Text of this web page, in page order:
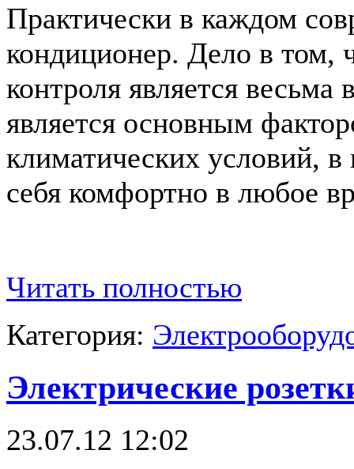
Практически в каждом
кондиционер. Дело в том,
контроля является весьма
является основным
климатических условий,
себя комфортно в любое
Читать полностью
Категория:
Электрические
23.07.12 12:02